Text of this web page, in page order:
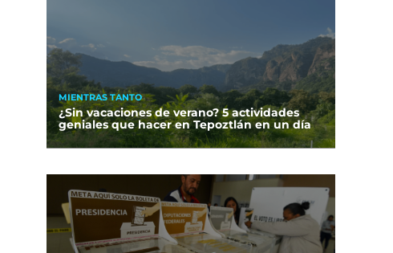
MIENTRAS TANTO
¿Sin vacaciones de verano? 5 actividades
geniales que hacer en Tepoztlán en un día